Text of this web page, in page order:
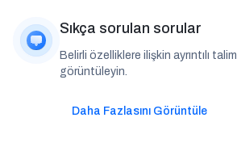
Sıkça sorulan sorular
Belirli özelliklere ilişkin ayrıntılı
görüntüleyin.
Daha Fazlasını Görüntüle